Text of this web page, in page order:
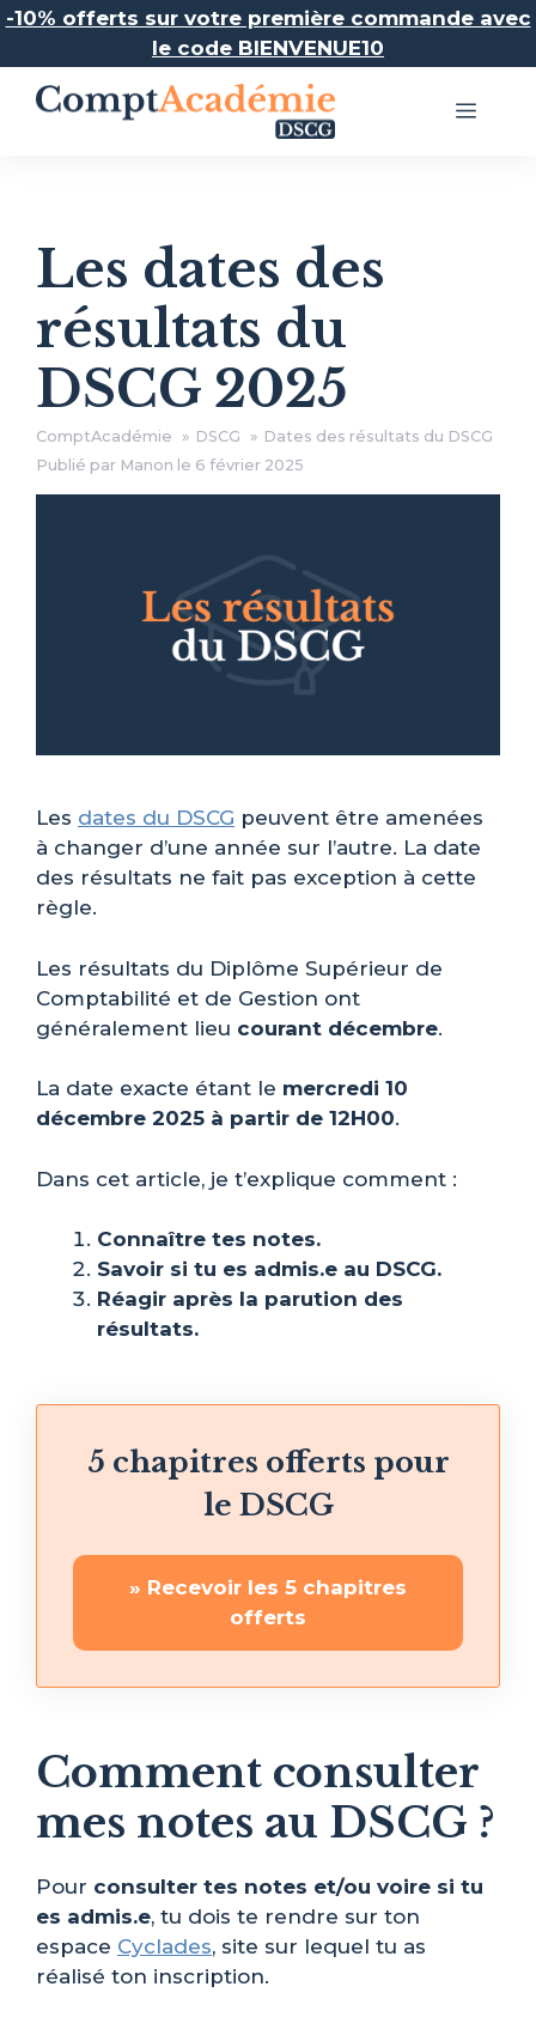
Aller
contenu
-10% offerts sur votre première commande avec
le code BIENVENUE10
Menu
Les dates des
résultats du
DSCG 2025
ComptAcadémie DSCG
Dates des résultats du DSCG
Publié par Manon le 6 février 2025
Les dates du DSCG peuvent être amenées
à changer d’une année sur l’autre. La date
des résultats ne fait pas exception à cette
règle.
Les résultats du Diplôme Supérieur de
Comptabilité et de Gestion ont
généralement lieu courant décembre.
La date exacte étant le mercredi 10
décembre 2025 à partir de 12H00.
Dans cet article, je t’explique comment :
Connaître tes notes.
Savoir si tu es admis.e au DSCG.
Réagir après la parution des
résultats.
5 chapitres offerts pour
le DSCG
» Recevoir les 5 chapitres
offerts
Comment consulter
mes notes au DSCG ?
Pour consulter tes notes et/ou voire si tu
es admis.e, tu dois te rendre sur ton
espace Cyclades, site sur lequel tu as
réalisé ton inscription.